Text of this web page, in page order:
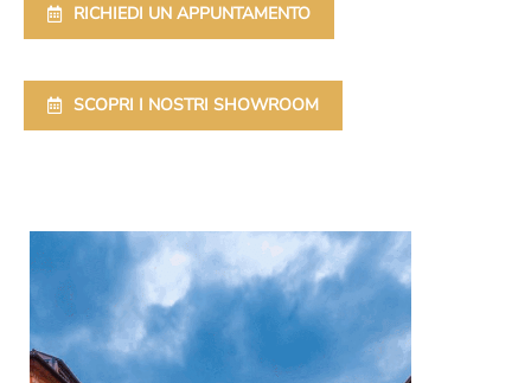
RICHIEDI UN APPUNTAMENTO
SCOPRI I NOSTRI SHOWROOM